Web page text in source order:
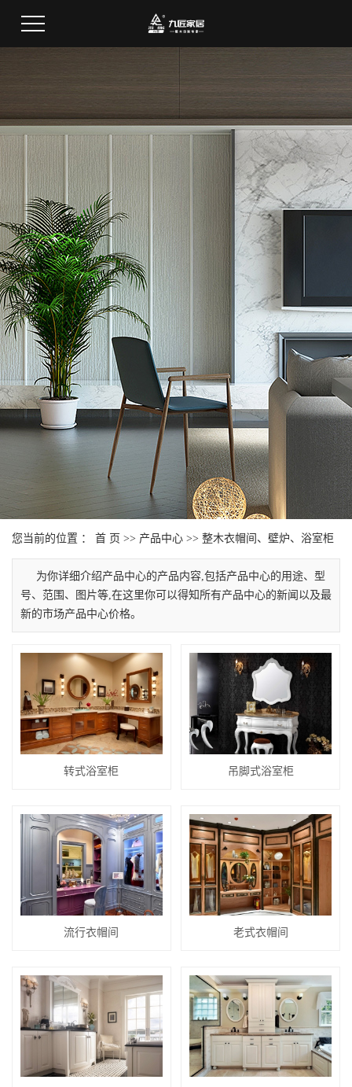
您当前的位置 ： 首 页 >> 产品中心 >> 整木衣帽间、壁炉、浴室柜
为你详细介绍产品中心的产品内容,包括产品中心的用途、型
号、范围、图片等,在这里你可以得知所有产品中心的新闻以及最
新的市场产品中心价格。
转式浴室柜 吊脚式浴室柜
流行衣帽间 老式衣帽间